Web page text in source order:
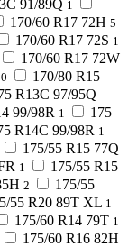
91/89Q 1
170/60 R17 72H 5
170/60 R17 72S 1
170/60 R17 72W
170/80 R15
R13C 97/95Q
99/98R 1
175
R14C 99/98R 1
175/55 R15 77Q
1
175/55 R15
2
175/55
55 R20 89T XL 1
175/60 R14 79T 1
175/60 R16 82H